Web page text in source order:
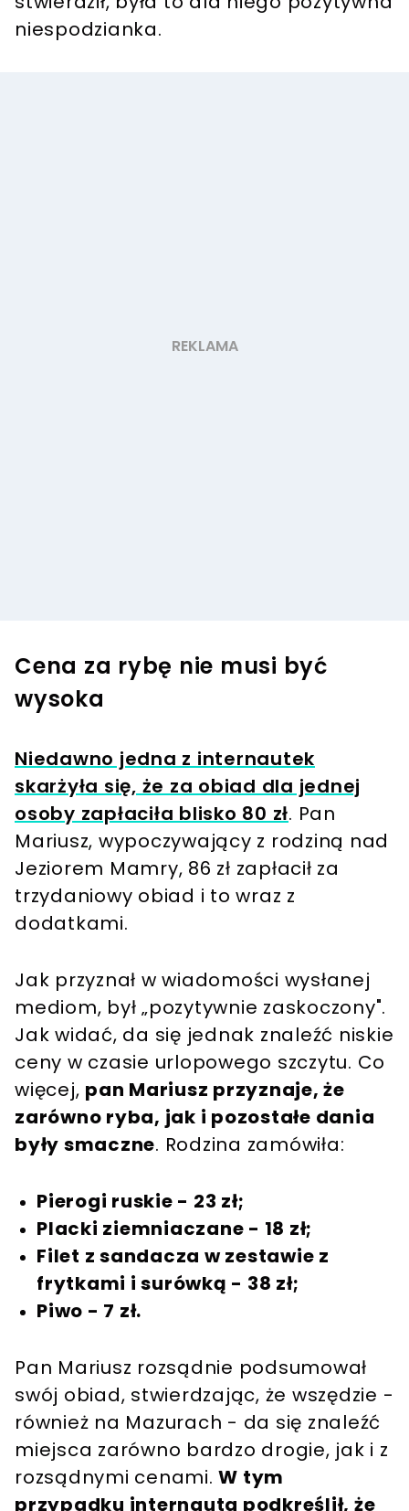
niespodzianka.
Cena za rybę nie musi być
wysoka
Niedawno jedna z internautek
skarżyła się, że za obiad dla jednej
osoby zapłaciła blisko 80 zł. Pan
Mariusz, wypoczywający z rodziną nad
Jeziorem Mamry, 86 zł zapłacił za
trzydaniowy obiad i to wraz z
dodatkami.
Jak przyznał w wiadomości wysłanej
mediom, był „pozytywnie zaskoczony".
Jak widać, da się jednak znaleźć niskie
ceny w czasie urlopowego szczytu. Co
więcej, pan Mariusz przyznaje, że
zarówno ryba, jak i pozostałe dania
były smaczne. Rodzina zamówiła:
Pierogi ruskie - 23 zł;
Placki ziemniaczane - 18 zł;
Filet z sandacza w zestawie z
frytkami i surówką - 38 zł;
Piwo - 7 zł.
Pan Mariusz rozsądnie podsumował
swój obiad, stwierdzając, że wszędzie -
również na Mazurach - da się znaleźć
miejsca zarówno bardzo drogie, jak i z
rozsądnymi cenami.W tym
przypadku internauta podkreślił, że